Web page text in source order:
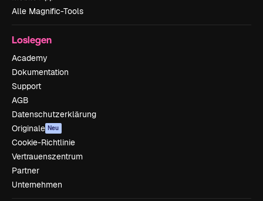
Alle Magnific-Tools
Loslegen
Academy
Dokumentation
Support
AGB
Datenschutzerklärung
Originale Neu
Cookie-Richtlinie
Vertrauenszentrum
Partner
Unternehmen